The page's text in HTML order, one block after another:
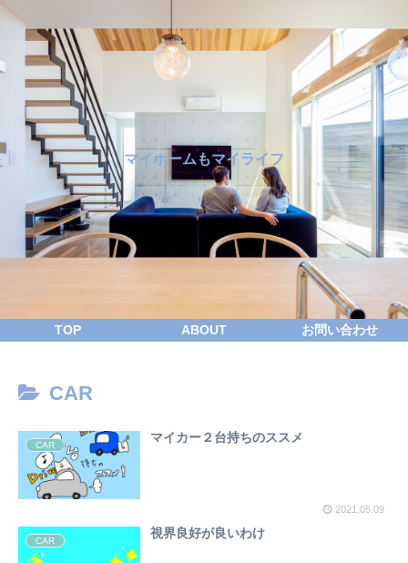
マイホームもマイライフ
TOP ABOUT お問い合わせ
CAR
CAR
マイカー２台持ちのススメ
2021.05.09
CAR
視界良好が良いわけ